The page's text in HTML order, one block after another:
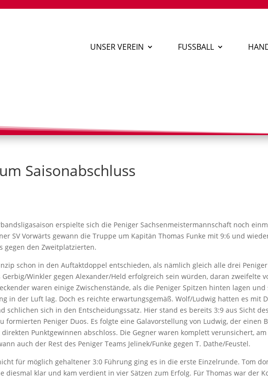
UNSER VEREIN FUSSBALL
Saisonabschluss
erspielte sich die Peniger Sachsenmeistermannschaft noch
SV Vorwärts gewann die Truppe um Kapitän Thomas Funke mit 9:6 und
gegen den Zweitplatzierten.
schon in den Auftaktdoppel entschieden, als nämlich gleich alle drei
Gerbig/Winkler gegen Alexander/Held erfolgreich sein würden, daran zweifelte
waren einige Zwischenstände, als die Peniger Spitzen hinten lagen und
in der Luft lag. Doch es reichte erwartungsgemäß. Wolf/Ludwig hatten es mit
schlichen sich in den Entscheidungssatz. Hier stand es bereits 3:9 aus Sicht
formierten Peniger Duos. Es folgte eine Galavorstellung von Ludwig, der einen
Punktgewinnen abschloss. Die Gegner waren komplett verunsichert, am
auch der Rest des Peniger Teams Jelinek/Funke gegen T. Dathe/Feustel.
für möglich gehaltener 3:0 Führung ging es in die erste Einzelrunde. Tom
diesmal klar und kam verdient in vier Sätzen zum Erfolg. Für Thomas war der